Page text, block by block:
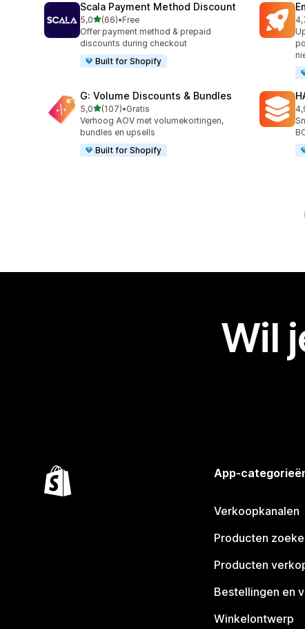
Scala Payment Method Discount
5,0van 5 sterren
(66)
66 recensies in totaal
•Free
Offer payment method & prepaid
discounts during checkout
Built for Shopify
G: Volume Discounts & Bundles
5,0van 5 sterren
(107)
107 recensies in totaal
•Gratis
Verhoog AOV met volumekortingen,
bundles en upsells
Built for Shopify
Wil
App-
Verkoopkanalen
Producten
Producten
Bestellingen en
Winkelontwerp